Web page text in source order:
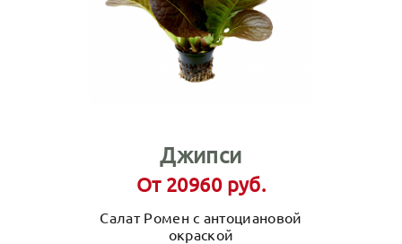
Джипси
От 20960 руб.
Салат Ромен с антоциановой
окраской